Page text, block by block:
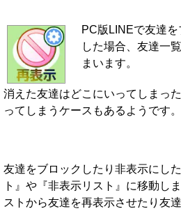
PC版LINEで友達
した場合、友達一
まいます。
消えた友達はどこにいってしまっ
ってしまうケースもあるようです。
友達をブロックしたり非表示にし
ト』や『非表示リスト』に移動し
ストから友達を再表示させたり友